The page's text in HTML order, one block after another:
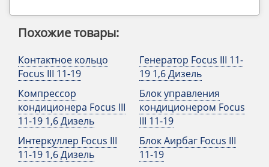
Похожие товары:
Контактное кольцо
Focus III 11-19
Компрессор
кондиционера Focus III
11-19 1,6 Дизель
Интеркуллер Focus III
11-19 1,6 Дизель
Генератор Focus III 11-
19 1,6 Дизель
Блок управления
кондиционером Focus
III 11-19
Блок Аирбаг Focus III
11-19